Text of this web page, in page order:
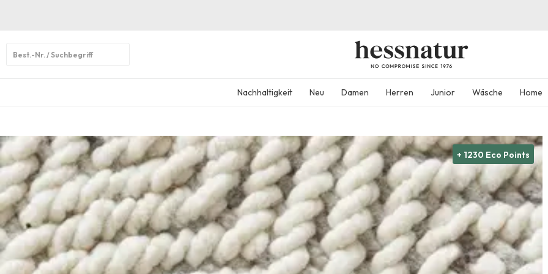
Nachhaltigkeit Neu Damen Herren Junior Wäsche Home
+ 1230 Eco Points